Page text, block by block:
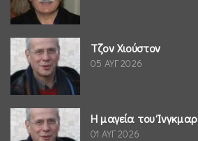
Τζον Χιούστον
05 ΑΥΓ 2026
Η μαγεία του
01 ΑΥΓ 2026